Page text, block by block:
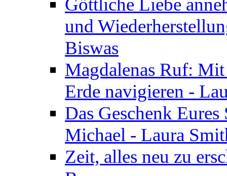
und
Biswas
Magdalenas Ruf:
Erde navigieren -
Das Geschenk
Michael - Laura
Zeit, alles neu zu